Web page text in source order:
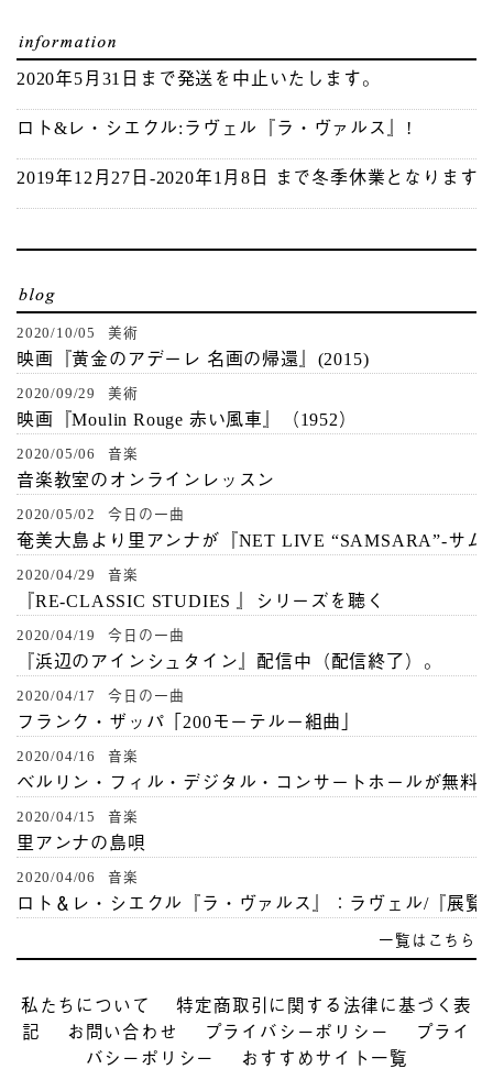
2020年5月31日まで発送を中止いたします。
ロト&レ・シエクル:ラヴェル『ラ・ヴァルス』!
2019年12月27日-2020年1月8日 まで冬季休業となります
2020/10/05 美術
映画『黄金のアデーレ 名画の帰還』(2015)
2020/09/29 美術
映画『Moulin Rouge 赤い風車』（1952）
2020/05/06 音楽
音楽教室のオンラインレッスン
2020/05/02 今日の一曲
奄美大島より里アンナが『NET LIVE “SAMSARA”-サ
2020/04/29 音楽
『RE-CLASSIC STUDIES 』シリーズを聴く
2020/04/19 今日の一曲
『浜辺のアインシュタイン』配信中（配信終了）。
2020/04/17 今日の一曲
フランク・ザッパ「200モーテルー組曲」
2020/04/16 音楽
ベルリン・フィル・デジタル・コンサートホールが無料
2020/04/15 音楽
里アンナの島唄
2020/04/06 音楽
ロト＆レ・シエクル『ラ・ヴァルス』：ラヴェル/『展
一覧はこちら
私たちについて
特定商取引に関する法律に基づく表
記
お問い合わせ プライバシーポリシー
プライ
バシーポリシー
おすすめサイト一覧